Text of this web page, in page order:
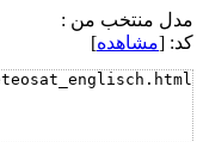
مدل منتخب من :
کد: [مشاهده]